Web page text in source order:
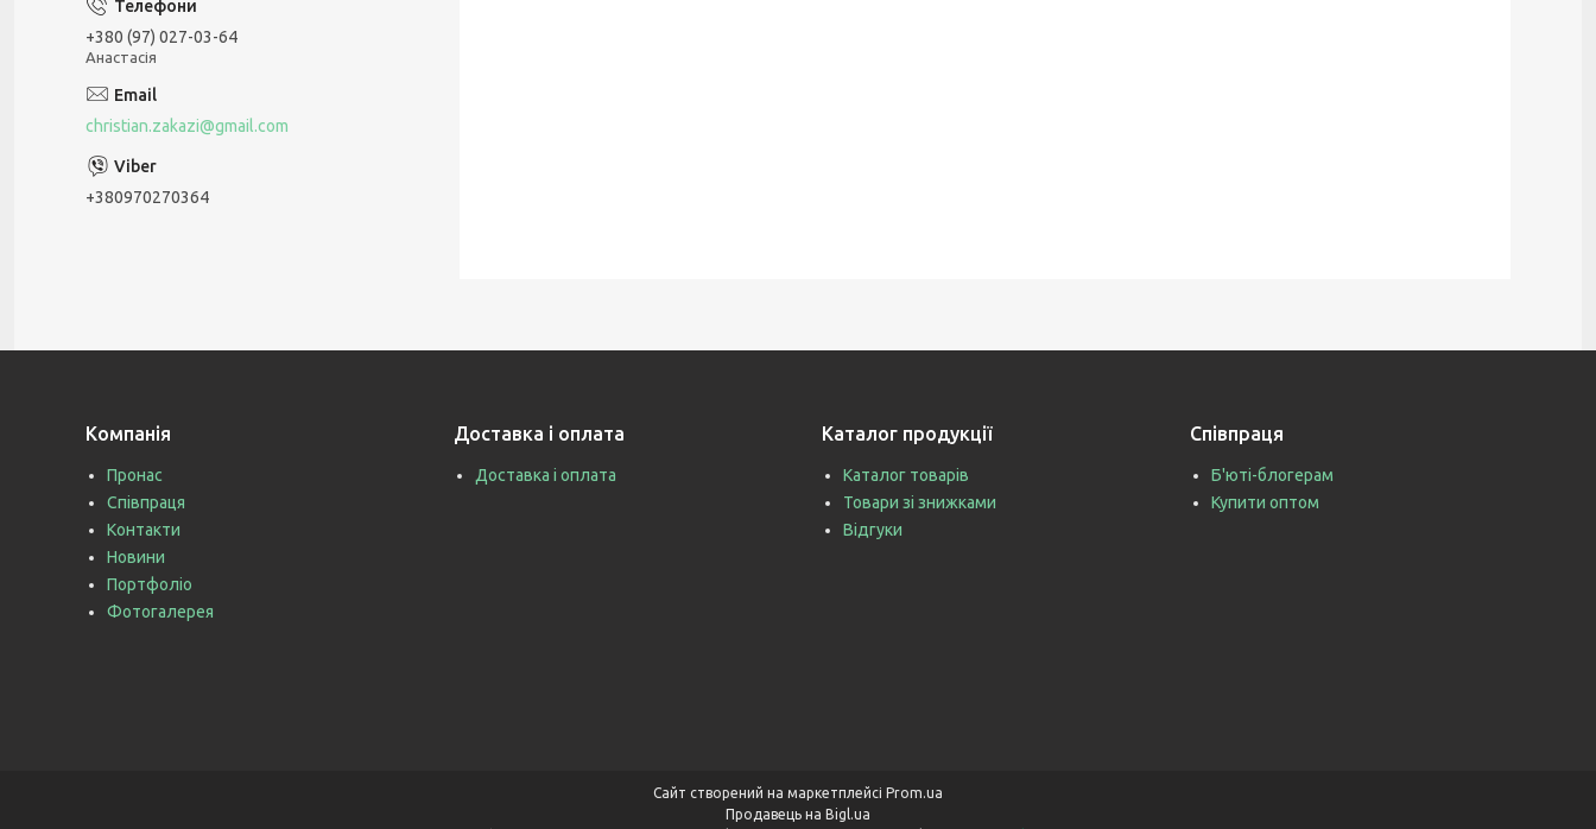
+380 (97) 027-03-64
Анастасія
christian.zakazi@gmail.com
+380970270364
Компанія
Пронас
Співпраця
Контакти
Новини
Портфоліо
Фотогалерея
Доставка і оплата
Доставка і оплата
Каталог продукції
Каталог товарів
Товари зі знижками
Відгуки
Співпраця
Б'юті-блогерам
Купити оптом
Сайт створений на маркетплейсі Prom.ua
Продавець на Bigl.ua